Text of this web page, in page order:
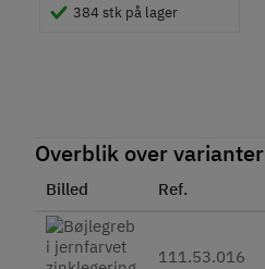
384 stk på lager
Overblik over varianter
Billed Ref.
111.53.016